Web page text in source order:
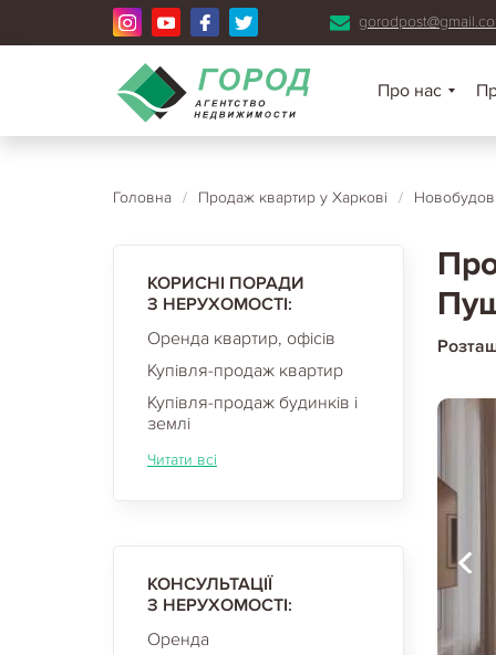
Про нас
Головна / Продаж квартир у Харкові /
КОРИСНІ ПОРАДИ
З НЕРУХОМОСТІ:
Оренда квартир, офісів
Купівля-продаж квартир
Купівля-продаж будинків і
землі
Читати всі
КОНСУЛЬТАЦІЇ
З НЕРУХОМОСТІ:
Оренда